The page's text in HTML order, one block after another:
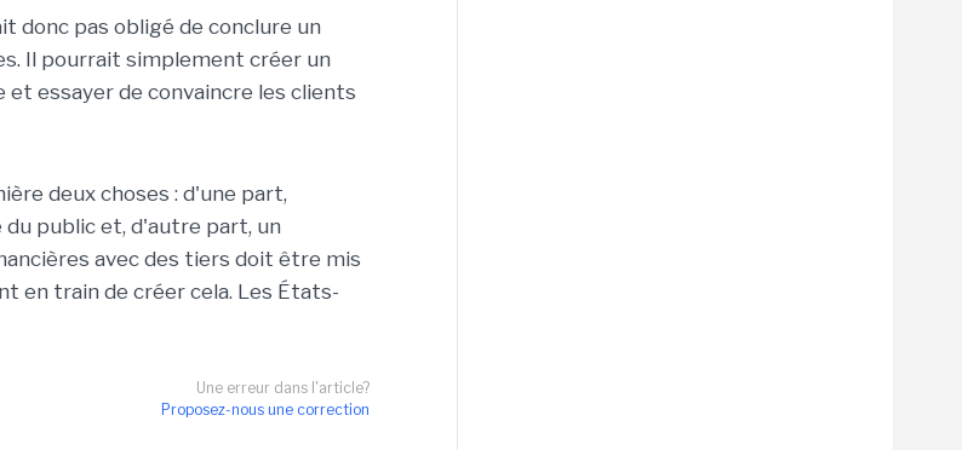
donc pas obligé de conclure un
Il pourrait simplement créer un
et essayer de convaincre les clients
deux choses : d'une part,
du public et, d'autre part, un
avec des tiers doit être mis
en train de créer cela. Les États-
Une erreur dans l'article?
Proposez-nous une correction